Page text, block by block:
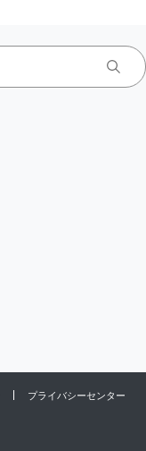
プライバシーセンター